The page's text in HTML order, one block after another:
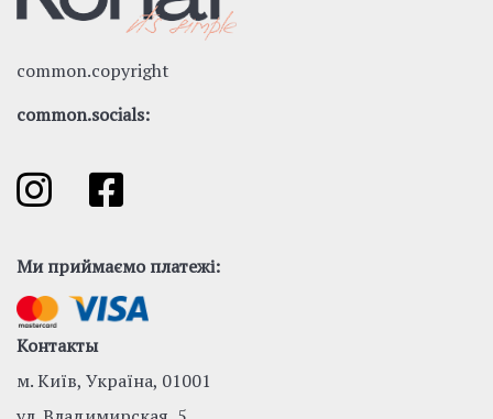
common.copyright
common.socials:
Ми приймаємо платежі:
Контакты
м. Київ, Україна, 01001